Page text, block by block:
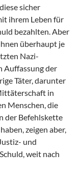
sicher
ihrem Leben für
bezahlten. Aber
überhaupt je
Nazi-
Auffassung der
Täter, darunter
in
Menschen, die
der Befehlskette
zeigen aber,
und
weit nach